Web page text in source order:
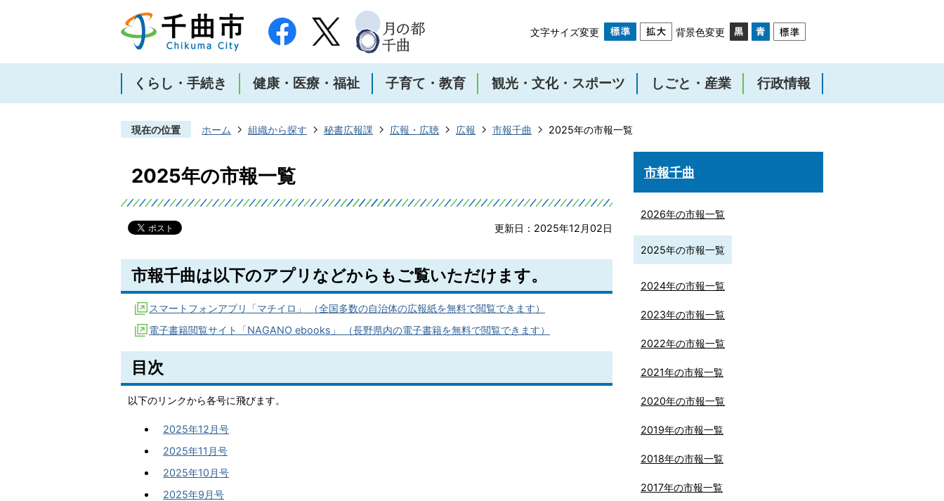
文字サイズ変更 背景色変更
くらし・手続き 健康・医療・福祉 子育て・教育 観光・文化・スポーツ しごと・産業 行政情報
現在の位置 ホーム 組織から探す 秘書広報課 広報・広聴 広報 市報千曲 2025年の市報一覧
2025年の市報一覧
更新日：2025年12月02日
市報千曲は以下のアプリなどからもご覧いただけます。
スマートフォンアプリ「マチイロ」 （全国多数の自治体の広報紙を無料で閲覧できます）
電子書籍閲覧サイト「NAGANO ebooks」 （長野県内の電子書籍を無料で閲覧できます）
目次
以下のリンクから各号に飛びます。
2025年12月号
2025年11月号
2025年10月号
2025年9月号
市報千曲
2026年の市報一覧
2025年の市報一覧
2024年の市報一覧
2023年の市報一覧
2022年の市報一覧
2021年の市報一覧
2020年の市報一覧
2019年の市報一覧
2018年の市報一覧
2017年の市報一覧